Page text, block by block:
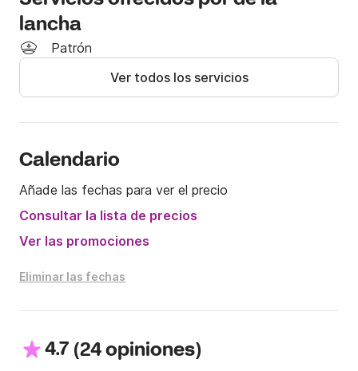
PATRÓN: De 60 € a 80 € por día. FIANZA: 100 €
lancha
Patrón
Ver todos los servicios
Calendario
Añade las fechas para ver el precio
Consultar la lista de precios
Ver las promociones
Eliminar las fechas
4.7 (24 opiniones)